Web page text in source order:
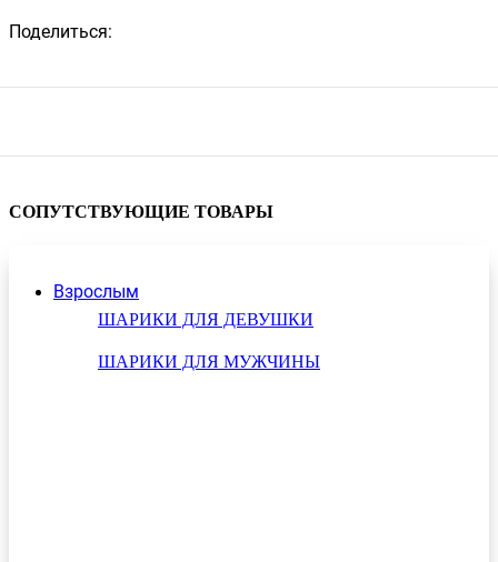
Взрослым
ШАРИКИ ДЛЯ ДЕВУШКИ
ШАРИКИ ДЛЯ МУЖЧИНЫ
Поделиться:
СОПУТСТВУЮЩИЕ ТОВАРЫ